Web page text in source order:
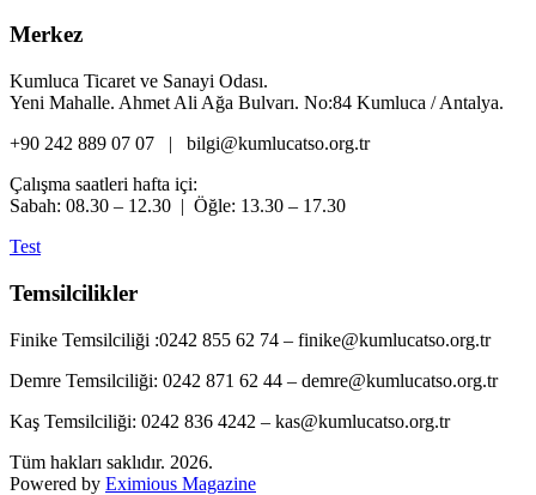
Merkez
Kumluca Ticaret ve Sanayi Odası.
Yeni Mahalle. Ahmet Ali Ağa Bulvarı. No:84 Kumluca / Antalya.
+90 242 889 07 07 | bilgi@kumlucatso.org.tr
Çalışma saatleri hafta içi:
Sabah: 08.30 – 12.30 | Öğle: 13.30 – 17.30
Test
Temsilcilikler
Finike Temsilciliği :0242 855 62 74 – finike@kumlucatso.org.tr
Demre Temsilciliği: 0242 871 62 44 – demre@kumlucatso.org.tr
Kaş Temsilciliği: 0242 836 4242 – kas@kumlucatso.org.tr
Tüm hakları saklıdır. 2026.
Powered by Eximious Magazine